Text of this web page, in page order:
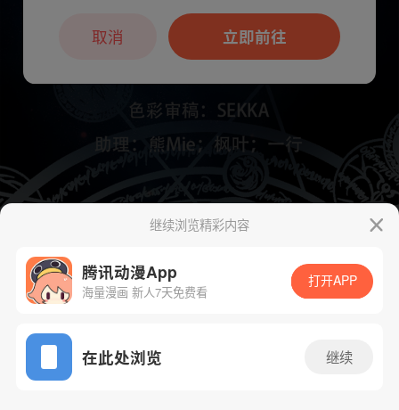
App免费看
下一话 腾漫App免费看
继续浏览精彩内容
腾讯动漫App
海量漫画 新人7天免费看
打开APP
在此处浏览 继续
本章节仅支持App阅读，可打开App新用
户7天免费看立即前往
取消